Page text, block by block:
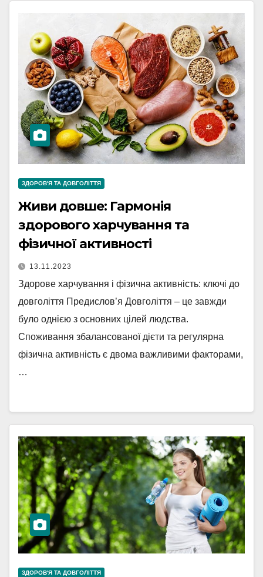
ЗДОРОВ'Я ТА ДОВГОЛІТТЯ
Живи довше: Гармонія
здорового харчування та
фізичної активності
13.11.2023
Здорове харчування і фізична активність: ключі до
довголіття Предислов’я Довголіття – це завжди
було однією з основних цілей людства.
Споживання збалансованої дієти та регулярна
фізична активність є двома важливими факторами,
…
ЗДОРОВ'Я ТА ДОВГОЛІТТЯ